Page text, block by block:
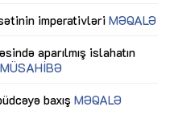
imperativləri MƏQALƏ
aparılmış islahatın
MÜSAHİBƏ
baxış MƏQALƏ